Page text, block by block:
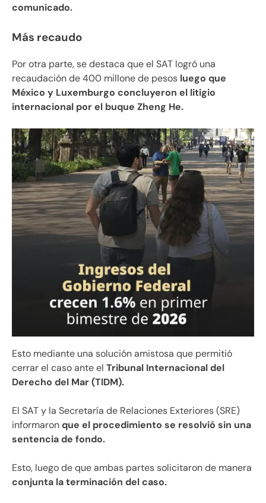
comunicado.
Más recaudo
Por otra parte, se destaca que el SAT logró una
recaudación de 400 millone de pesos luego que
México y Luxemburgo concluyeron el litigio
internacional por el buque Zheng He.
Esto mediante una solución amistosa que permitió
cerrar el caso ante el Tribunal Internacional del
Derecho del Mar (TIDM).
El SAT y la Secretaría de Relaciones Exteriores (SRE)
informaronque el procedimiento se resolvió sin una
sentencia de fondo.
Esto, luego de que ambas partes solicitaron de manera
conjunta la terminación del caso.